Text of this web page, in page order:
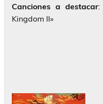
Canciones a destacar:
Kingdom II»